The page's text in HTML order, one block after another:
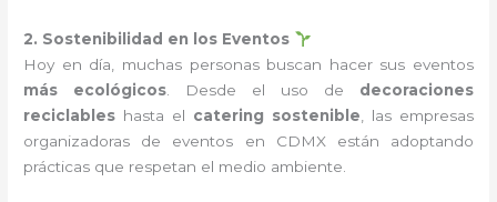
2. Sostenibilidad en los Eventos
Hoy en día, muchas personas buscan hacer sus eventos
más ecológicos. Desde el uso de decoraciones
reciclables hasta el catering sostenible, las empresas
organizadoras de eventos en CDMX están adoptando
prácticas que respetan el medio ambiente.